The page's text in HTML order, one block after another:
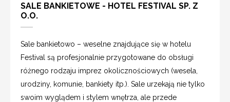
SALE BANKIETOWE - HOTEL FESTIVAL SP. Z
O.O.
Sale bankietowo – weselne znajdujące się w hotelu
Festival są profesjonalnie przygotowane do obsługi
różnego rodzaju imprez okolicznościowych (wesela,
urodziny, komunie, bankiety itp.). Sale urzekają nie tylko
swoim wyglądem i stylem wnętrza, ale przede